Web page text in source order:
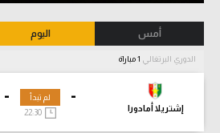
أمس اليوم
الدوري البرتغالي
-
إشتريلا أمادورا
- لم تبدأ